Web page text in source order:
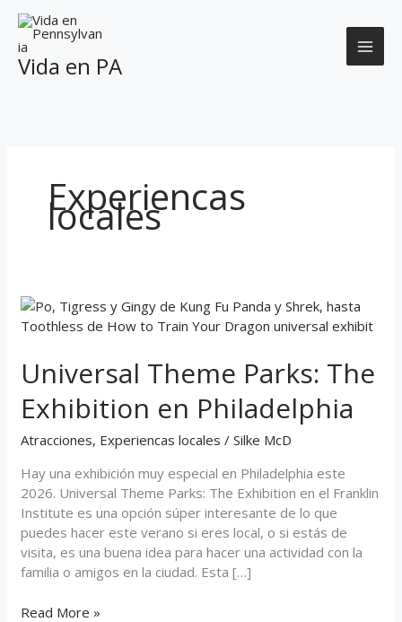
Skip
content
Vida en PA
Experiencas
locales
Universal Theme Parks: The
Exhibition en Philadelphia
Atracciones, Experiencas locales /Silke McD
Hay una exhibición muy especial en Philadelphia este
2026. Universal Theme Parks: The Exhibition en el Franklin
Institute es una opción súper interesante de lo que
puedes hacer este verano si eres local, o si estás de
visita, es una buena idea para hacer una actividad con la
familia o amigos en la ciudad. Esta […]
Universal
Theme
The
Exhibition
en
Philadelphia
Read More »